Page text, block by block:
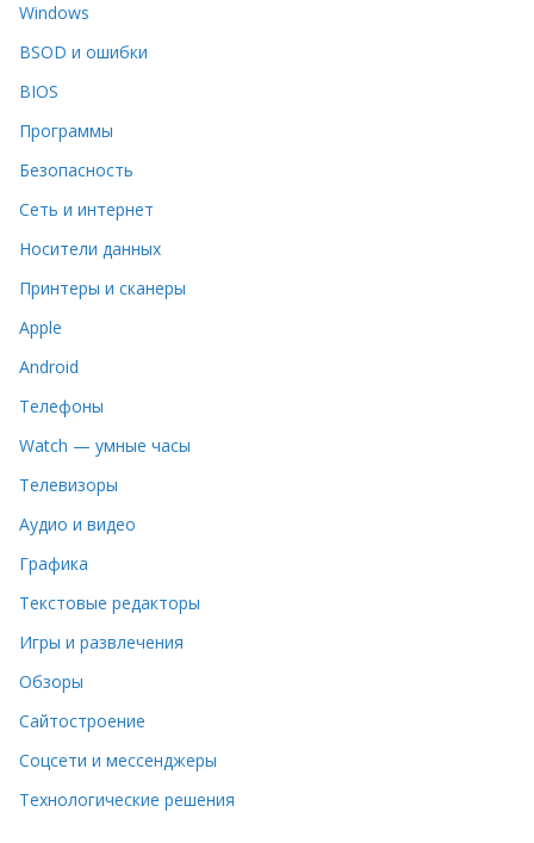
Windows
BSOD и ошибки
BIOS
Программы
Безопасность
Сеть и интернет
Носители данных
Принтеры и сканеры
Apple
Android
Телефоны
Watch — умные часы
Телевизоры
Аудио и видео
Графика
Текстовые редакторы
Игры и развлечения
Обзоры
Сайтостроение
Соцсети и мессенджеры
Технологические решения